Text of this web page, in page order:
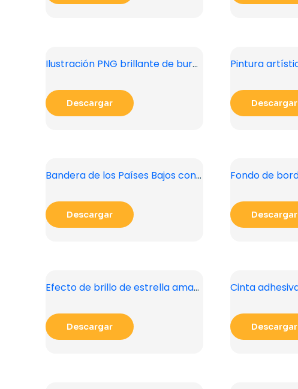
Ilustración PNG brillante de burbujas azules en estilo de dibujos animados
Descargar Descargar
Bandera de los Países Bajos con rayas horizontales rojas, blancas y azules PNG gratis
Descargar Descargar
Efecto de brillo de estrella amarilla brillante realista PNG gratis
Descargar Descargar